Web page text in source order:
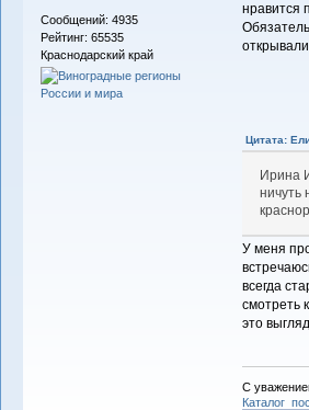
Сообщений: 4935
Рейтинг: 65535
Краснодарский край
нравится
Цитата:
Ирина
ничуть
У меня
всегда
смотреть
это
С
Каталог